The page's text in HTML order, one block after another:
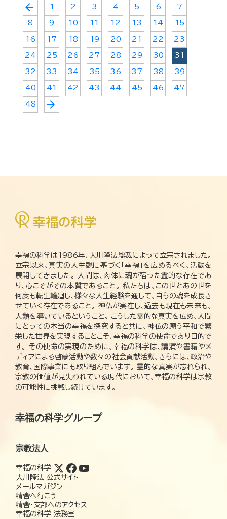
arrow_back 1 2 3 4 5 6 7
8 9 10 11 12 13 14 15
16 17 18 19 20 21 22 23
24 25 26 27 28 29 30 31
32 33 34 35 36 37 38 39
40 41 42 43 44 45 46 47
48 arrow_forward
幸福の科学は1986年、大川隆法総裁によって立宗されました。
立宗以来、真実の人生観に基づく「幸福」を広めるべく、活動を
展開してきました。 人間は、肉体に魂が宿った霊的な存在であ
り、心こそがその本質であること。 私たちは、この世とあの世を
何度も転生輪廻し、様々な人生経験を通して、自らの魂を成長さ
せていく存在であること。 神仏が実在し、過去も現在も未来も、
人類を導いているということ。 こうした霊的な真実を広め、人間
にとっての本当の幸福を探究すると共に、神仏の願う平和で繁
栄した世界を実現することこそ、幸福の科学の使命であり目的で
す。 その使命の実現のために、幸福の科学は、講演や書籍やメ
ディアによる啓蒙活動や数々の社会貢献活動、さらには、政治や
教育、国際事業にも取り組んでいます。 霊的な真実が忘れられ、
宗教の価値が見失われている現代において、幸福の科学は宗教
の可能性に挑戦し続けています。
幸福の科学グループ
宗教法人
幸福の科学
大川隆法 公式サイト
メールマガジン
精舎へ行こう
精舎・支部へのアクセス
幸福の科学 法務室